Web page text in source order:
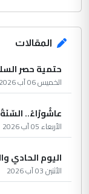
المقالات
حتمية حصر
الخميس 06 آب 2026
عاشُورْاءُ..
الأربعاء 05 آب 2026
اليوم الحادي
الأثنين 03 آب 2026